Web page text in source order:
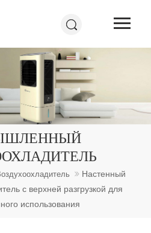
Настенный
с верхней разгрузкой для
использования